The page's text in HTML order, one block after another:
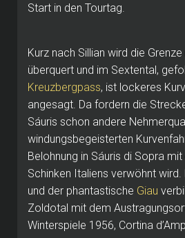
Start in den Tourtag.
Kurz nach Sillian wird die
überquert und im Sextental,
Kreuzbergpass, ist lockeres
angesagt. Da fordern die
Sáuris schon andere
windungsbegeisterten
Belohnung in Sáuris di Sopra
Schinken Italiens verwöhnt wird.
und der phantastische Giau
Zoldotal mit dem
Winterspiele 1956, Cortina